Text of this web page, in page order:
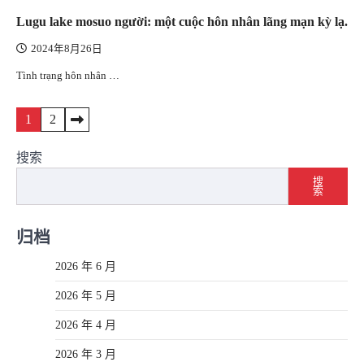
Lugu lake mosuo người: một cuộc hôn nhân lãng mạn kỳ lạ.
2024年8月26日
Tình trạng hôn nhân …
文
导
1 2
搜索
搜
索
归档
2026 年 6 月
2026 年 5 月
2026 年 4 月
2026 年 3 月